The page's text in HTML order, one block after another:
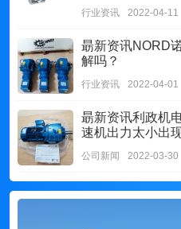
行业资讯 2022-04-11
朂新资讯NORD
解吗？
行业资讯 2022-04-01
朂新资讯利政机
速机出力太小出
公司新闻 2022-03-30